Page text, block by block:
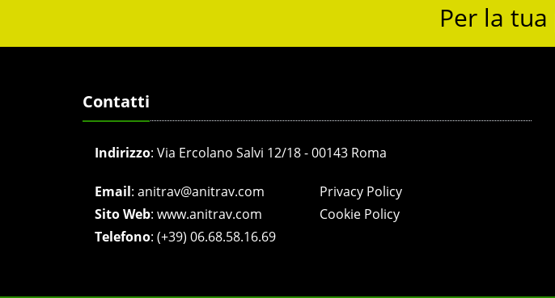
Per la tua
Contatti
Indirizzo: Via Ercolano Salvi 12/18 - 00143 Roma
Email: anitrav@anitrav.com
Sito Web: www.anitrav.com
Telefono: (+39) 06.68.58.16.69
Privacy Policy
Cookie Policy